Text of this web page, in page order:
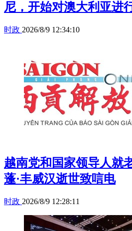
尼，开始对澳大利亚进
时政 2026/8/9 12:34:10
越南党和国家领导人就
蓬·丰威汉逝世致唁电
时政 2026/8/9 12:28:11